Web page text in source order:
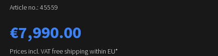
Article no.: 45559
Regular price:
€7,990.00
Prices incl. VAT free shipping within EU*